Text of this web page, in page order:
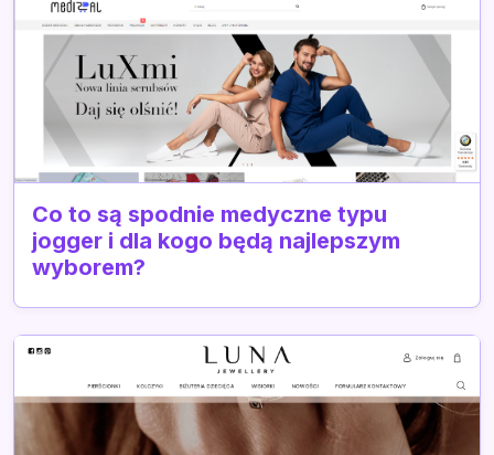
Co to są spodnie medyczne typu
jogger i dla kogo będą najlepszym
wyborem?